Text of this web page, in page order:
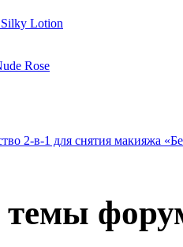
Silky Lotion
Rose
2-в-1 для снятия макияжа
темы